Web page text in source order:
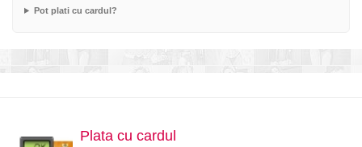
Pot plati cu cardul?
Plata cu cardul